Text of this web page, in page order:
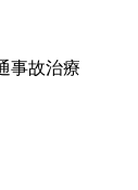
事故治療